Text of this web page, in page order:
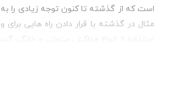
است که از گذشته تا کنون توجه زیادی را
مثال در گذشته با قرار دادن راه هایی
استفاده از انواع هواکش صنعتی و خانگی